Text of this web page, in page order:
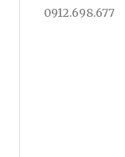
0912.698.677